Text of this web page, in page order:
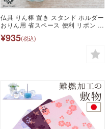
仏具 りん棒 置き スタンド ホルダー
おりん用 省スペース 便利 リボン フ
コポス対応】手元供養 水子供養 花
型 アクリル おしゃれ おりん棒 リン
棒 かわいい りん棒台 立て 置き方
¥935(税込)